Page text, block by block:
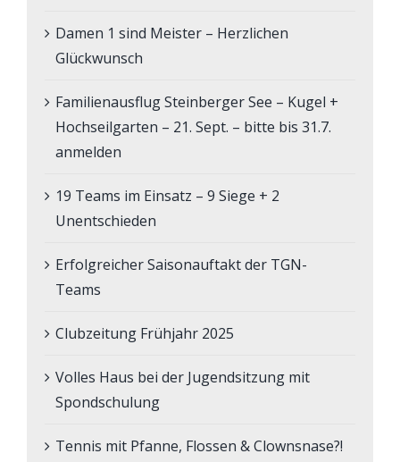
Damen 1 sind Meister – Herzlichen
Glückwunsch
Familienausflug Steinberger See – Kugel +
Hochseilgarten – 21. Sept. – bitte bis 31.7.
anmelden
19 Teams im Einsatz – 9 Siege + 2
Unentschieden
Erfolgreicher Saisonauftakt der TGN-
Teams
Clubzeitung Frühjahr 2025
Volles Haus bei der Jugendsitzung mit
Spondschulung
Tennis mit Pfanne, Flossen & Clownsnase?!